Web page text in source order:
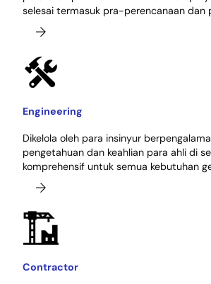
selesai termasuk pra-perencanaan dan
Engineering
Dikelola oleh para insinyur
pengetahuan dan keahlian para ahli di
komprehensif untuk semua kebutuhan
Contractor